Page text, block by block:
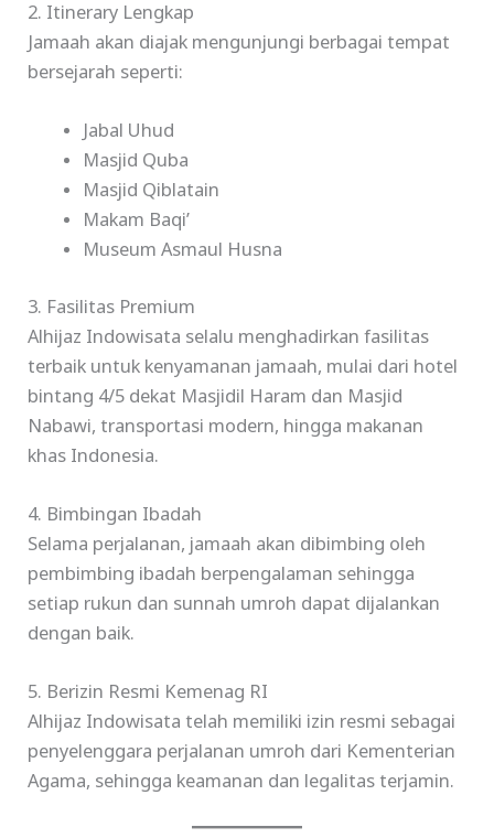
2. Itinerary Lengkap
Jamaah akan diajak mengunjungi berbagai tempat
bersejarah seperti:
Jabal Uhud
Masjid Quba
Masjid Qiblatain
Makam Baqi’
Museum Asmaul Husna
3. Fasilitas Premium
Alhijaz Indowisata selalu menghadirkan fasilitas
terbaik untuk kenyamanan jamaah, mulai dari hotel
bintang 4/5 dekat Masjidil Haram dan Masjid
Nabawi, transportasi modern, hingga makanan
khas Indonesia.
4. Bimbingan Ibadah
Selama perjalanan, jamaah akan dibimbing oleh
pembimbing ibadah berpengalaman sehingga
setiap rukun dan sunnah umroh dapat dijalankan
dengan baik.
5. Berizin Resmi Kemenag RI
Alhijaz Indowisata telah memiliki izin resmi sebagai
penyelenggara perjalanan umroh dari Kementerian
Agama, sehingga keamanan dan legalitas terjamin.